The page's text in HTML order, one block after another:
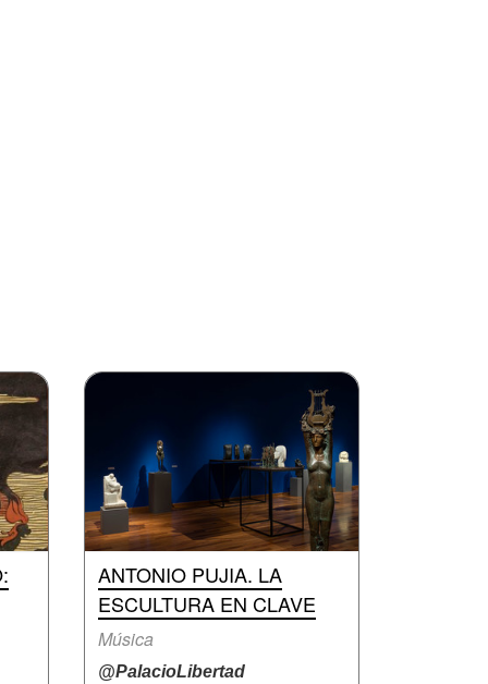
ANTONIO PUJIA. LA
ESCULTURA EN CLAVE
Música
@PalacioLibertad